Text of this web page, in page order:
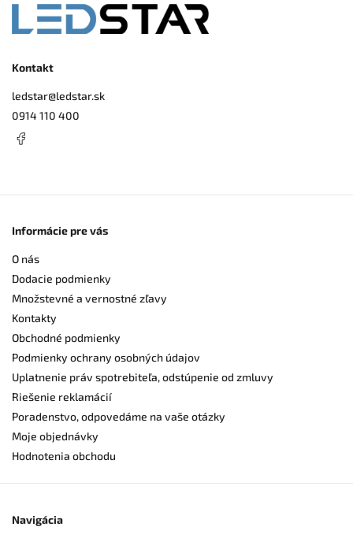
Kontakt
ledstar@ledstar.sk
0914 110 400
Informácie pre vás
O nás
Dodacie podmienky
Množstevné a vernostné zľavy
Kontakty
Obchodné podmienky
Podmienky ochrany osobných údajov
Uplatnenie práv spotrebiteľa, odstúpenie od zmluvy
Riešenie reklamácií
Poradenstvo, odpovedáme na vaše otázky
Moje objednávky
Hodnotenia obchodu
Navigácia